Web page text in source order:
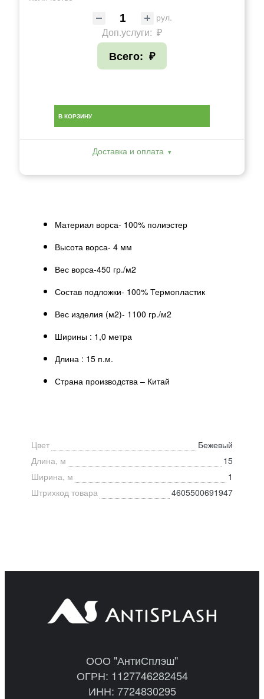
рул.
Доп.услуги: ₽
Всего: ₽
В КОРЗИНУ
Доставка и оплата
Материал ворса- 100% полиэстер
Высота ворса- 4 мм
Вес ворса-450 гр./м2
Состав подложки- 100% Термопластик
Вес изделия (м2)- 1100 гр./м2
Ширины : 1,0 метра
Длина : 15 п.м.
Страна производства – Китай
Цвет
Бежевый
Длина, м
15
Ширина, м
1
Штрихкод товара
4605500691947
ООО "АнтиСплэш"
ОГРН: 1127746282454
ИНН: 7724830295